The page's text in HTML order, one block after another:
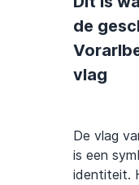
de
vlag
De vlag
is een
identiteit.